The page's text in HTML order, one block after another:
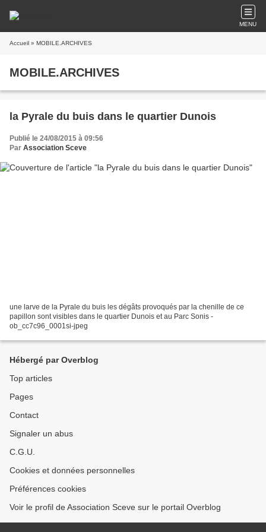
MENU
Accueil » MOBILE.ARCHIVES
MOBILE.ARCHIVES
la Pyrale du buis dans le quartier Dunois
Publié le 24/08/2015 à 09:56
Par Association Sceve
une larve de la Pyrale du buis les dégâts provoqués par la chenille de ce
papillon sont visibles dans le quartier Dunois et au Parc Sonis -
ob_cc7c96_0001si-jpeg
Hébergé par Overblog
Top articles
Pages
Contact
Signaler un abus
C.G.U.
Cookies et données personnelles
Préférences cookies
Voir le profil de Association Sceve sur le portail Overblog